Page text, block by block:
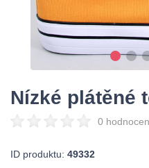
Nízké plátěné
0
ID produktu: 49332